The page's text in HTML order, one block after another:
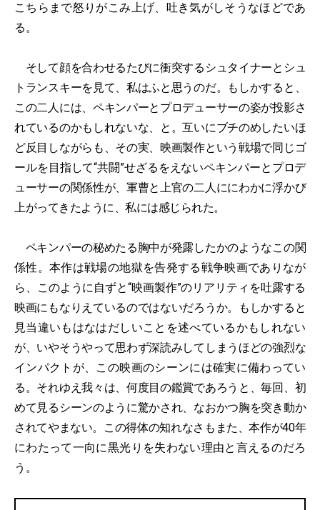
こちらまで怒りがこみ上げ、吐き気がしそうなほどであ
る。
そして顔を合わせるたびに衝突するシュタイナーとシュ
トランスキーを見て、私はふと思うのだ。もしかすると、
この二人には、ペキンパーとプロデューサーの姿が投影さ
れているのかもしれないな、と。互いにブチのめしたいほ
ど反目しながらも、その実、映画製作という戦場で同じゴ
ールを目指して“共闘”せざるをえないペキンパーとプロデ
ューサーの関係性が、軍曹と上官の二人ににわかに浮かび
上がってきたように、私には感じられた。
ペキンパーの秘めたる胸中が発露したかのようなこの関
係性。本作は戦場の地獄を告発する戦争映画でありなが
ら、このように自ずと“映画製作”のリアリティを吐露する
映画にもなりえているのではないだろうか。もしかすると
見当違いもはなはだしいことを述べているかもしれない
が、いやそうやって思わず深読みしてしまうほどの強烈な
インパクトが、この映画のシーンには確実に備わってい
る。それゆえ我々は、何度目の鑑賞であろうと、毎回、初
めて見るシーンのように驚かされ、なおかつ胸を突き動か
されてやまない。この得体の知れなさもまた、本作が40年
にわたって一向に黒光りを失わない理由と言えるのだろ
う。